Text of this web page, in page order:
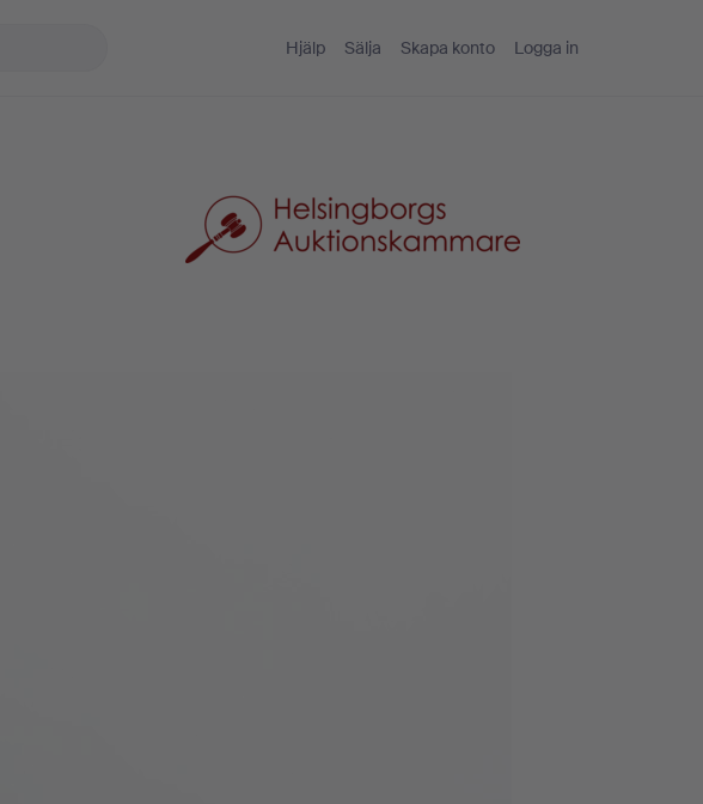
Hjälp Sälja Skapa konto Logga in